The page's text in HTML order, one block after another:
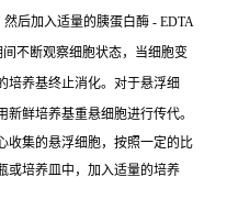
后加入适量的胰蛋白酶 - EDTA
不断观察细胞状态，当细胞变
培养基终止消化。对于悬浮细
鲜培养基重悬细胞进行传代。
收集的悬浮细胞，按照一定的比
或培养皿中，加入适量的培养